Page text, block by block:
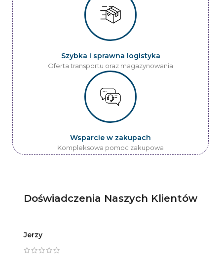
Szybka i sprawna logistyka
Oferta transportu oraz magazynowania
Wsparcie w zakupach
Kompleksowa pomoc zakupowa
Doświadczenia Naszych Klientów
Jerzy